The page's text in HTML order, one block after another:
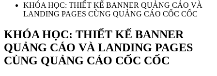
KHÓA HỌC: THIẾT KẾ BANNER QUẢNG CÁO VÀ
LANDING PAGES CÙNG QUẢNG CÁO CỐC CỐC
KHÓA HỌC: THIẾT KẾ BANNER
QUẢNG CÁO VÀ LANDING PAGES
CÙNG QUẢNG CÁO CỐC CỐC